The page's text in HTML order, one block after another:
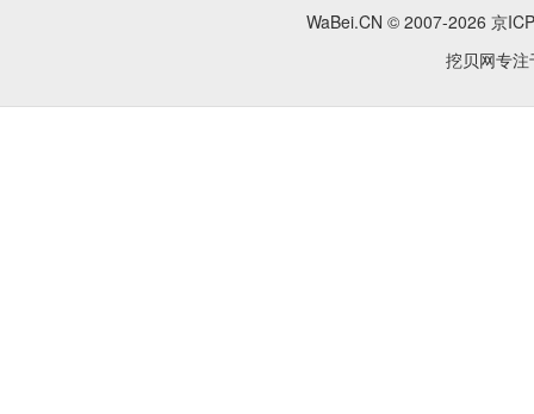
WaBei.CN © 2007-2026 京
挖贝网专